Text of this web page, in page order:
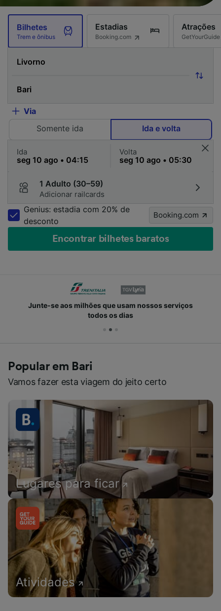
Bilhetes
Trem e ônibus
Estadias
Booking.com
Atrações
GetYourGuide
Via
Somente ida
Ida e volta
Ida Volta
1 Adulto (30–59)
Adicionar railcards
Genius: estadia com 20% de
desconto
Booking.com
Encontrar bilhetes baratos
Junte-se aos milhões que usam nossos serviços
todos os dias
Popular em Bari
Vamos fazer esta viagem do jeito certo
Lugares para ficar
Atividades